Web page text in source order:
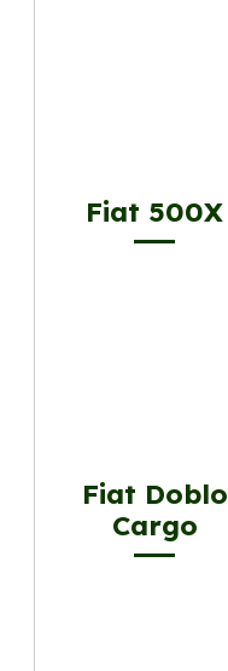
Fiat 500X
Fiat Doblo
Cargo